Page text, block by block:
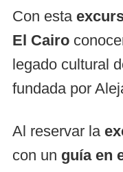
Con esta
El Cairo
legado cultural
fundada por
Al reservar la
con un guía en